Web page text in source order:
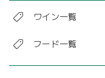
ワイン一覧
フード一覧